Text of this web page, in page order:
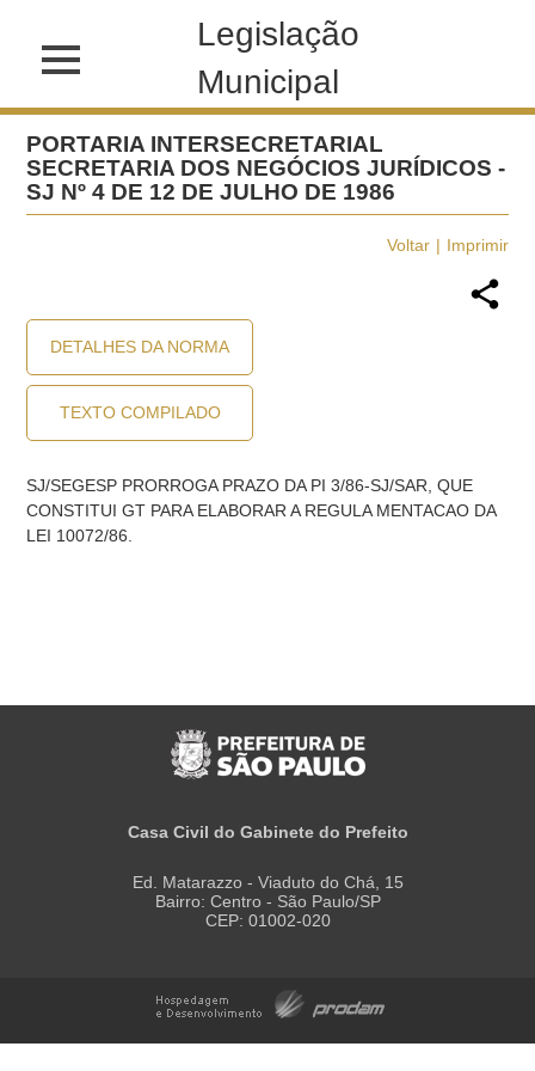
Legislação
Municipal
PORTARIA INTERSECRETARIAL
SECRETARIA DOS NEGÓCIOS JURÍDICOS -
SJ Nº 4 DE 12 DE JULHO DE 1986
Voltar Imprimir
DETALHES DA NORMA
TEXTO COMPILADO
SJ/SEGESP PRORROGA PRAZO DA PI 3/86-SJ/SAR, QUE
CONSTITUI GT PARA ELABORAR A REGULA MENTACAO DA
LEI 10072/86.
Casa Civil do Gabinete do Prefeito
Ed. Matarazzo - Viaduto do Chá, 15
Bairro: Centro - São Paulo/SP
CEP: 01002-020